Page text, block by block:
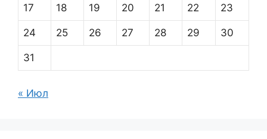
17 18 19 20 21 22 23
24 25 26 27 28 29 30
31
« Июл